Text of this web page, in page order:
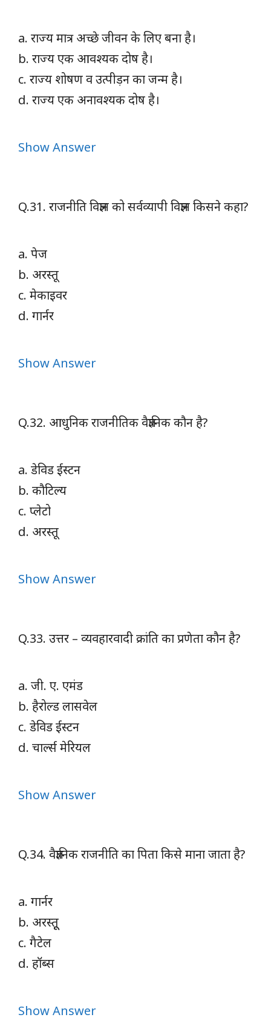
a. राज्य मात्र अच्छे जीवन के लिए बना है।
b. राज्य एक आवश्यक दोष है।
c. राज्य शोषण व उत्पीड़न का जन्म है।
d. राज्य एक अनावश्यक दोष है।
Show Answer
Q.31. राजनीति विज्ञान को सर्वव्यापी विज्ञान किसने कहा?
a. पेज
b. अरस्तू
c. मेकाइवर
d. गार्नर
Show Answer
Q.32. आधुनिक राजनीतिक वैज्ञानिक कौन है?
a. डेविड ईस्टन
b. कौटिल्य
c. प्लेटो
d. अरस्तू
Show Answer
Q.33. उत्तर – व्यवहारवादी क्रांति का प्रणेता कौन है?
a. जी. ए. एमंड
b. हैरोल्ड लासवेल
c. डेविड ईस्टन
d. चार्ल्स मेरियल
Show Answer
Q.34. वैज्ञानिक राजनीति का पिता किसे माना जाता है?
a. गार्नर
b. अरस्तूू
c. गैटेल
d. हॉब्स
Show Answer